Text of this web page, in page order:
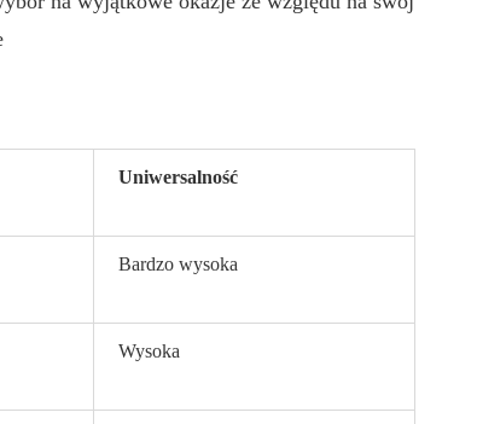
Uniwersalność
Bardzo wysoka
Wysoka